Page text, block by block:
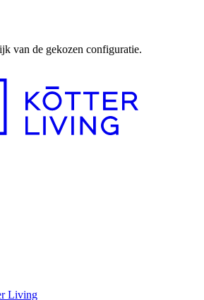
van de gekozen configuratie.
Living